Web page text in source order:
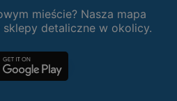
mieście? Nasza mapa
detaliczne w okolicy.